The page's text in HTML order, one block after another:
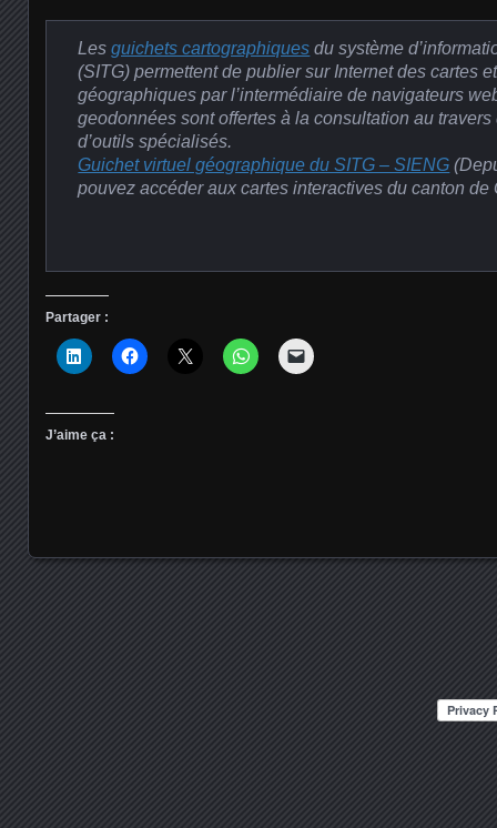
Lesguichets cartographiques du système
(SITG) permettent de publier sur Internet des cartes
géographiques par l’intermédiaire de navigateurs
geodonnées sont offertes à la consultation au
d’outils spécialisés.
Guichet virtuel géographique du SITG – SIENG
pouvez accéder aux cartes interactives du canton de
Partager :
J’aime ça :